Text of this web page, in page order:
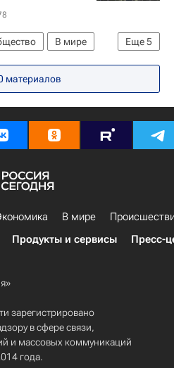
Еще5
В мире
Европа
материалов
В мире
Продукты и сервисы Пресс-
зарегистрировано
в сфере связи,
и массовых коммуникаций
года.